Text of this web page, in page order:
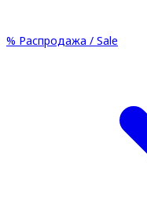
% Распродажа / Sale